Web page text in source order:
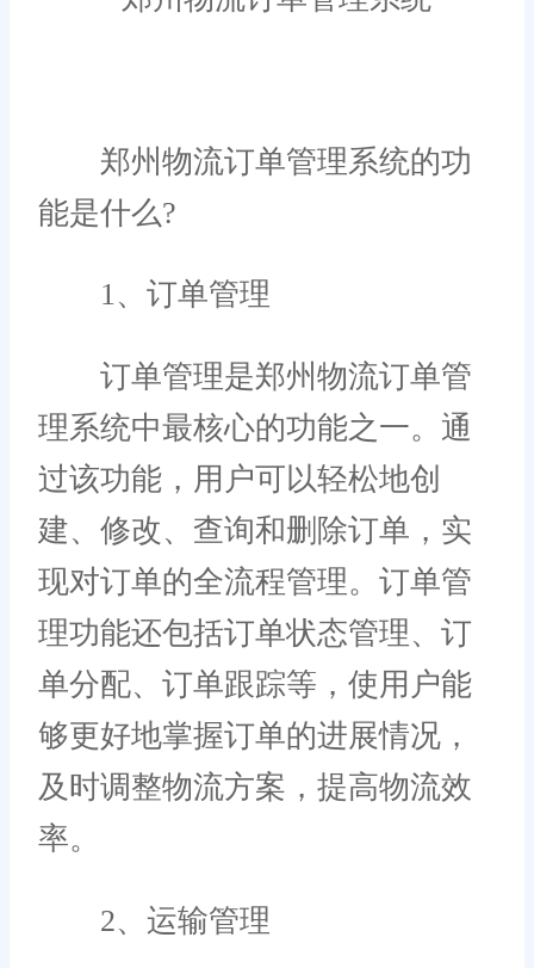
郑州物流订单管理系统的功
能是什么?
1、订单管理
订单管理是郑州物流订单管
理系统中最核心的功能之一。通
过该功能，用户可以轻松地创
建、修改、查询和删除订单，实
现对订单的全流程管理。订单管
理功能还包括订单状态管理、订
单分配、订单跟踪等，使用户能
够更好地掌握订单的进展情况，
及时调整物流方案，提高物流效
率。
2、运输管理